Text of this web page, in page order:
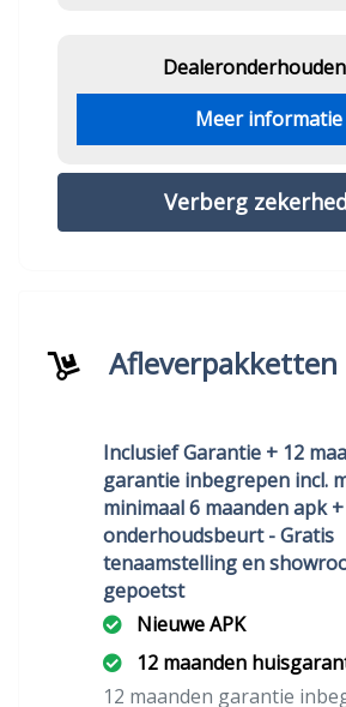
Dealeronderhouden
Meer informatie
Verberg
Afleverpakketten
Inclusief Garantie + 12
garantie inbegrepen incl.
minimaal 6 maanden apk +
onderhoudsbeurt - Gratis
tenaamstelling en
gepoetst
Nieuwe APK
12 maanden
12 maanden garantie